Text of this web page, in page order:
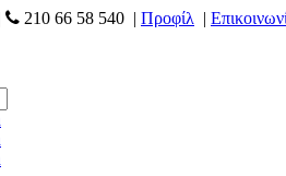
210 66 58 540 | Προφίλ |